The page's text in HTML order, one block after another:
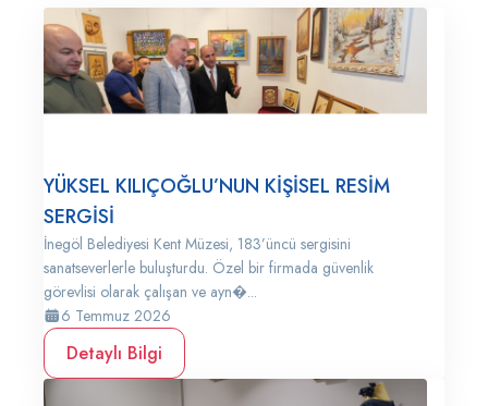
YÜKSEL KILIÇOĞLU’NUN KİŞİSEL RESİM
SERGİSİ
İnegöl Belediyesi Kent Müzesi, 183’üncü sergisini
sanatseverlerle buluşturdu. Özel bir firmada güvenlik
görevlisi olarak çalışan ve ayn�...
6 Temmuz 2026
Detaylı Bilgi